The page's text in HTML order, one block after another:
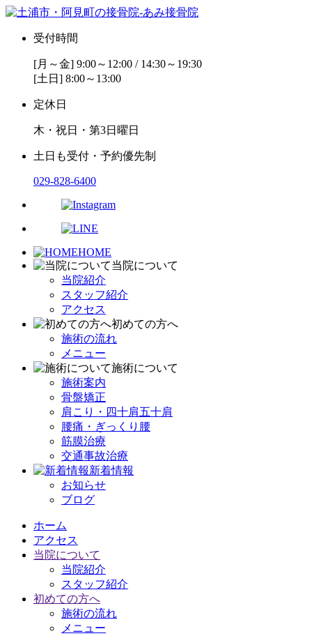
受付時間
[月～金] 9:00～12:00 / 14:30～19:30
[土日] 8:00～13:00
定休日
木・祝日・第3日曜日
土日も受付・予約優先制
029-828-6400
HOME
当院について
当院紹介
スタッフ紹介
アクセス
初めての方へ
施術の流れ
メニュー
施術について
施術案内
骨盤矯正
肩こり・四十肩五十肩
腰痛・ぎっくり腰
筋膜治療
交通事故治療
新着情報
お知らせ
ブログ
ホーム
アクセス
当院について
当院紹介
スタッフ紹介
初めての方へ
施術の流れ
メニュー